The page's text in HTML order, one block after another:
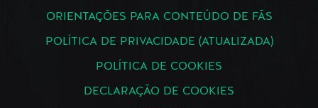
ORIENTAÇÕES PARA CONTEÚDO DE FÃS
POLÍTICA DE PRIVACIDADE (ATUALIZADA)
POLÍTICA DE COOKIES
DECLARAÇÃO DE COOKIES